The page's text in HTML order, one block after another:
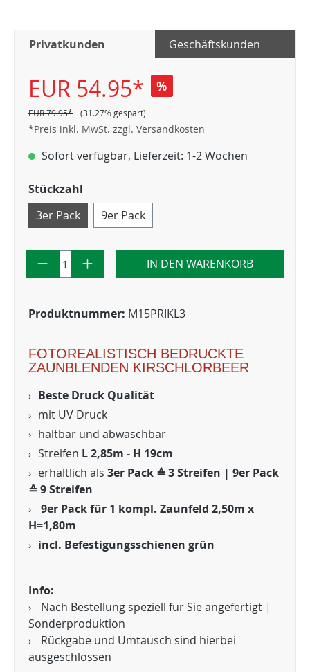
Privatkunden Geschäftskunden
EUR 54.95* %
EUR 79.95* (31.27% gespart)
*Preis inkl. MwSt. zzgl. Versandkosten
Sofort verfügbar, Lieferzeit: 1-2 Wochen
Stückzahl
3er Pack
9er Pack
IN DEN WARENKORB
Produktnummer: M15PRIKL3
FOTOREALISTISCH BEDRUCKTE
ZAUNBLENDEN KIRSCHLORBEER
Beste Druck Qualität
mit UV Druck
haltbar und abwaschbar
Streifen L 2,85m - H 19cm
erhältlich als 3er Pack ≙ 3 Streifen | 9er Pack
≙ 9 Streifen
9er Pack für 1 kompl. Zaunfeld 2,50m x
H=1,80m
incl. Befestigungsschienen grün
Info:
Nach Bestellung speziell für Sie angefertigt |
Sonderproduktion
Rückgabe und Umtausch sind hierbei
ausgeschlossen